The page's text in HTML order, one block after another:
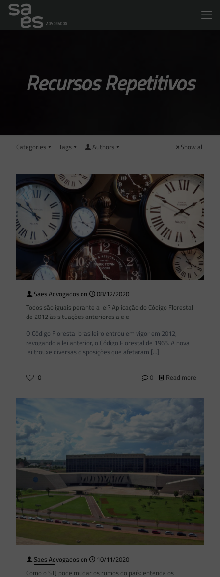
Recursos Repetitivos
Categories Tags Authors Show all
Saes Advogadoson
08/12/2020
Todos são iguais perante a lei? Aplicação do Código Florestal
de 2012 às situações anteriores a ele
O Código Florestal brasileiro entrou em vigor em 2012,
revogando a lei anterior, o Código Florestal de 1965. A nova
lei trouxe diversas disposições que afetaram […]
0 0 Read more
Saes Advogadoson
10/11/2020
Como o STJ pode mudar os rumos do país: entenda os